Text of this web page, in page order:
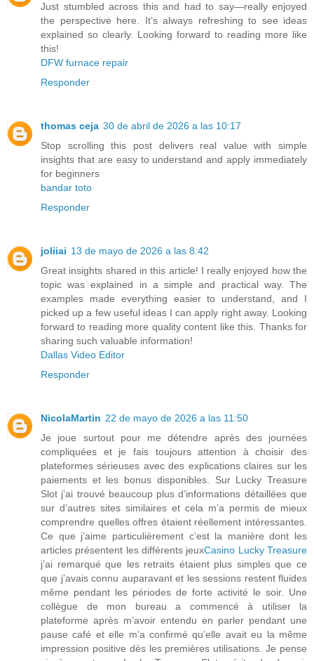
Just stumbled across this and had to say—really enjoyed
the perspective here. It’s always refreshing to see ideas
explained so clearly. Looking forward to reading more like
this!
DFW furnace repair
Responder
thomas ceja 30 de abril de 2026 a las 10:17
Stop scrolling this post delivers real value with simple
insights that are easy to understand and apply immediately
for beginners
bandar toto
Responder
joliiai 13 de mayo de 2026 a las 8:42
Great insights shared in this article! I really enjoyed how the
topic was explained in a simple and practical way. The
examples made everything easier to understand, and I
picked up a few useful ideas I can apply right away. Looking
forward to reading more quality content like this. Thanks for
sharing such valuable information!
Dallas Video Editor
Responder
NicolaMartin 22 de mayo de 2026 a las 11:50
Je joue surtout pour me détendre après des journées
compliquées et je fais toujours attention à choisir des
plateformes sérieuses avec des explications claires sur les
paiements et les bonus disponibles. Sur Lucky Treasure
Slot j’ai trouvé beaucoup plus d’informations détaillées que
sur d’autres sites similaires et cela m’a permis de mieux
comprendre quelles offres étaient réellement intéressantes.
Ce que j’aime particulièrement c’est la manière dont les
articles présentent les différents jeuxCasino Lucky Treasure
j’ai remarqué que les retraits étaient plus simples que ce
que j’avais connu auparavant et les sessions restent fluides
même pendant les périodes de forte activité le soir. Une
collègue de mon bureau a commencé à utiliser la
plateforme après m’avoir entendu en parler pendant une
pause café et elle m’a confirmé qu’elle avait eu la même
impression positive dès les premières utilisations. Je pense